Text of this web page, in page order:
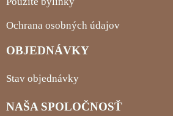
Ochrana osobných údajov
OBJEDNÁVKY
Stav objednávky
NAŠA SPOLOČNOSŤ